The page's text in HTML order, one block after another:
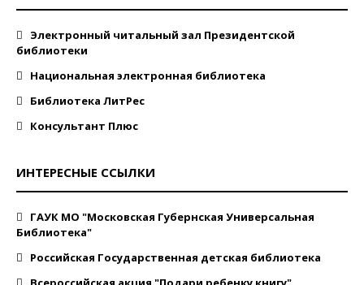
Электронный читальный зал Президентской
библиотеки
Национальная электронная библиотека
Библиотека ЛитРес
Консультант Плюс
ИНТЕРЕСНЫЕ ССЫЛКИ
ГАУК МО "Московская Губернская Универсальная
Библиотека"
Российская Государственная детская библиотека